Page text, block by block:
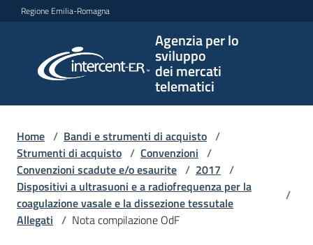
Vai al contenuto
Vai alla navigazione
Vai al footer
Regione Emilia-Romagna
Agenzia per lo
sviluppo
dei mercati
telematici
per lo
sviluppo
telematici
L'Agenzia
Home / Bandi e strumenti di acquisto /
Strumenti di acquisto / Convenzioni /
Convenzioni scadute e/o esaurite / 2017 /
Dispositivi a ultrasuoni e a radiofrequenza per la
coagulazione vasale e la dissezione tessutale
/
Allegati / Nota compilazione OdF